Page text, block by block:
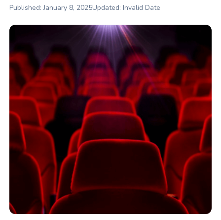
Published: January 8, 2025Updated: Invalid Date